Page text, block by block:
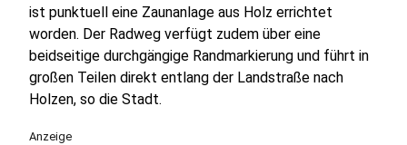
ist punktuell eine Zaunanlage aus Holz errichtet
worden. Der Radweg verfügt zudem über eine
beidseitige durchgängige Randmarkierung und führt in
großen Teilen direkt entlang der Landstraße nach
Holzen, so die Stadt.
Anzeige